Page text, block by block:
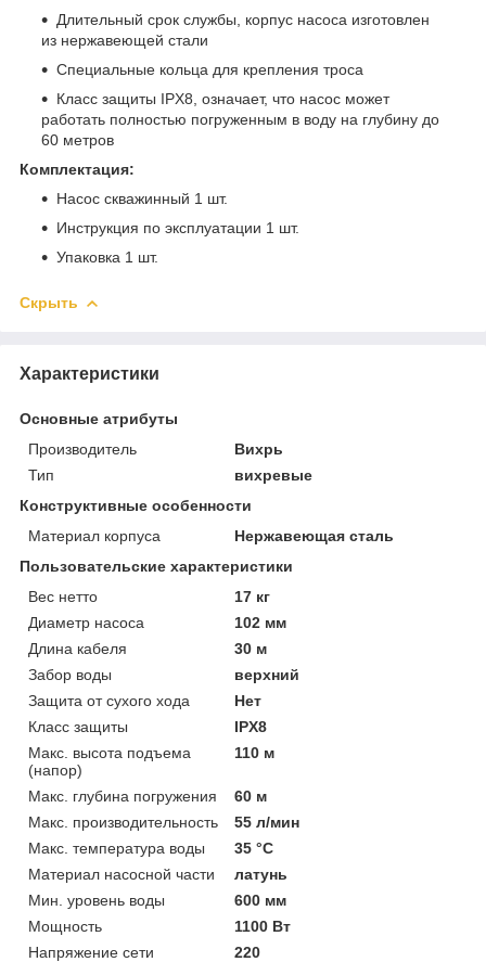
Длительный срок службы, корпус насоса изготовлен
из нержавеющей стали
Специальные кольца для крепления троса
Класс защиты IPX8, означает, что насос может
работать полностью погруженным в воду на глубину до
60 метров
Комплектация:
Насос скважинный 1 шт.
Инструкция по эксплуатации 1 шт.
Упаковка 1 шт.
Скрыть
Характеристики
Основные атрибуты
Производитель
Вихрь
Тип
вихревые
Конструктивные особенности
Материал корпуса
Нержавеющая сталь
Пользовательские характеристики
Вес нетто
17 кг
Диаметр насоса
102 мм
Длина кабеля
30 м
Забор воды
верхний
Защита от сухого хода
Нет
Класс защиты
IPX8
Макс. высота подъема
(напор)
110 м
Макс. глубина погружения
60 м
Макс. производительность
55 л/мин
Макс. температура воды
35 °C
Материал насосной части
латунь
Мин. уровень воды
600 мм
Мощность
1100 Вт
Напряжение сети
220